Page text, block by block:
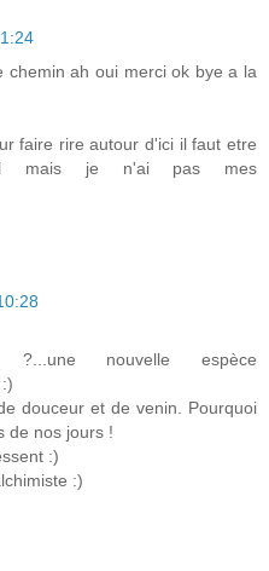
chemin ah oui merci ok bye a la
faire rire autour d'ici il faut etre
mais je n'ai pas mes
?...une nouvelle espèce
douceur et de venin. Pourquoi
de nos jours !
:)
:)